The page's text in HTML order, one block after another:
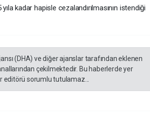
kadar hapisle cezalandırılmasının istendiği
(DHA) ve diğer ajanslar tarafından eklenen
çekilmektedir. Bu haberlerde yer
sorumlu tutulamaz...